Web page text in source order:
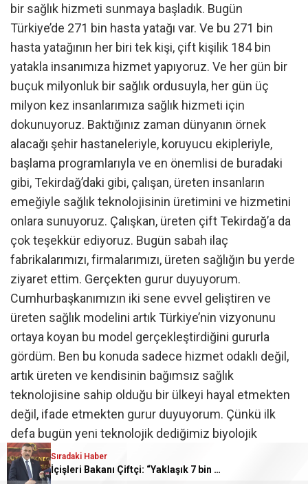
bir sağlık hizmeti sunmaya başladık. Bugün
Türkiye’de 271 bin hasta yatağı var. Ve bu 271 bin
hasta yatağının her biri tek kişi, çift kişilik 184 bin
yatakla insanımıza hizmet yapıyoruz. Ve her gün bir
buçuk milyonluk bir sağlık ordusuyla, her gün üç
milyon kez insanlarımıza sağlık hizmeti için
dokunuyoruz. Baktığınız zaman dünyanın örnek
alacağı şehir hastaneleriyle, koruyucu ekipleriyle,
başlama programlarıyla ve en önemlisi de buradaki
gibi, Tekirdağ’daki gibi, çalışan, üreten insanların
emeğiyle sağlık teknolojisinin üretimini ve hizmetini
onlara sunuyoruz. Çalışkan, üreten çift Tekirdağ’a da
çok teşekkür ediyoruz. Bugün sabah ilaç
fabrikalarımızı, firmalarımızı, üreten sağlığın bu yerde
ziyaret ettim. Gerçekten gurur duyuyorum.
Cumhurbaşkanımızın iki sene evvel geliştiren ve
üreten sağlık modelini artık Türkiye’nin vizyonunu
ortaya koyan bu model gerçekleştirdiğini gururla
gördüm. Ben bu konuda sadece hizmet odaklı değil,
artık üreten ve kendisinin bağımsız sağlık
teknolojisine sahip olduğu bir ülkeyi hayal etmekten
değil, ifade etmekten gurur duyuyorum. Çünkü ilk
defa bugün yeni teknolojik dediğimiz biyolojik
tedavileri tamamen hücreden ilaca kadar üretebilen,
insan gücüyle altyapısı olan bir sağlık teknolojimiz
Sıradaki Haber
İçişleri Bakanı Çiftçi: “Yaklaşık 7 bin 500 aranan şahsı bu yılın ilk 7 yılında yakalamış durumdayız”